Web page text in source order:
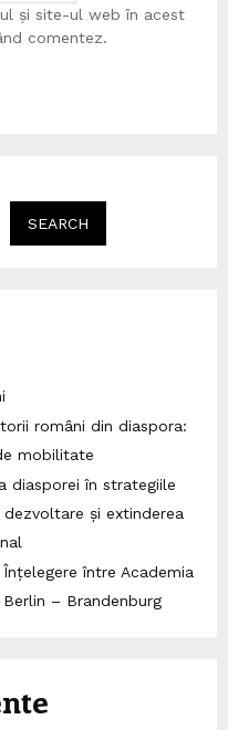
și site-ul web în acest
comentez.
SEARCH
români din diaspora:
mobilitate
diasporei în strategiile
și extinderea
între Academia
– Brandenburg